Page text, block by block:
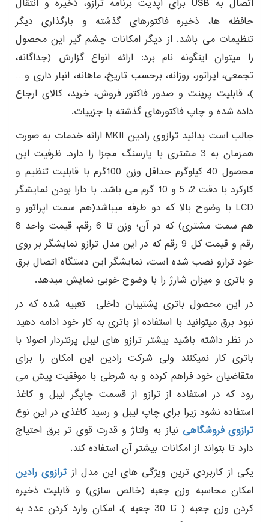
حافظه ها، ذخیره فاکتورهای گذشته و بارگذاری دیگر
تنظیمات می باشد. از دیگر امکانات چشم گیر این محصول
را میتوان اینگونه نام برد: ارائه انواع گزارش (جداگانه،
تجمعی، اپراتور، روزانه، برحسب تاریخ، ماهانه، انبار داری و…
)، قابلیت پرینت و صدور فاکتور فروش، خرید، کالای ارجاع
داده شده و چاپ فاکتورهای گذشته با جزییات.
جالب است بدانید ترازوی رادین MKII ارائه خدمات به صورت
همزمان به 3 مشتری با پارسنگ مجزا را دارد. ظرفیت این
محصول 40 کیلوگرم حداقل وزن 100گرم با قابلیت تنظیم و
کارکرد با دقت 2، 5 و 10 گرم می باشد. با دارا بودن نمایشگر
LCD با وضوح بالا که دو طرفه میباشد(هم سمت اپراتور و
هم سمت مشتری) که در آن؛ وزن تا 6 رقم، قیمت واحد 8
رقم و قیمت کل 9 رقم که در این مدل ترازو نمایشگر بر روی
خود ترازو نصب شده است، نمایشگر این دستگاه اتصال برق
و باتری و میزان شارژ را با وضوح خوبی نمایش میدهد.
در این محصول باتری پشتیبان داخلی تعبیه شده که در
نبود برق میتوانید با استفاده از باتری به کار خود ادامه دهید
در نظر داشته باشید بیشتر ترازو های لیبل پرنتردار اصولا با
باتری کار نمیکنند ولی شرکت رادین این امکان را برای
متقاضیان خود فراهم کرده و به شرطی با موفقیت پیش می
رود که در استفاده از ترازو از قسمت چاپگر لیبل و کاغذ
استفاده نشود زیرا برای چاپ لیبل و رسید کاغذی در این نوع
ترازوی فروشگاهی نیاز به ولتاژ و قدرت قوی تر برق احتیاج
دارد تا بتواند از امکانات بیشتر آن استفاده کند.
یکی از کاربردی ترین ویژگی های این مدل از ترازوی رادین
امکان محاسبه وزن جعبه (خالص سازی) و قابلیت ذخیره
کردن وزن جعبه ( تا 30 جعبه )، امکان وارد کردن عدد به